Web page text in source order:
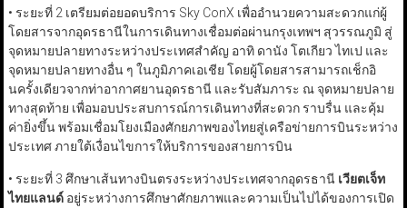
• ระยะที่ 2 เตรียมต่อยอดบริการ Sky ConX เพื่ออำนวยความสะดวกแก่ผู้
โดยสารจากอุดรธานีในการเดินทางเชื่อมต่อผ่านกรุงเทพฯ สุวรรณภูมิ สู่
จุดหมายปลายทางระหว่างประเทศสำคัญ อาทิ ดานัง โตเกียว ไทเป และ
จุดหมายปลายทางอื่น ๆ ในภูมิภาคเอเชีย โดยผู้โดยสารสามารถเช็กอิ
นครั้งเดียวจากท่าอากาศยานอุดรธานี และรับสัมภาระ ณ จุดหมายปลาย
ทางสุดท้าย เพื่อมอบประสบการณ์การเดินทางที่สะดวก ราบรื่น และคุ้ม
ค่ายิ่งขึ้น พร้อมเชื่อมโยงเมืองศักยภาพของไทยสู่เครือข่ายการบินระหว่าง
ประเทศ ภายใต้เงื่อนไขการให้บริการของสายการบิน
• ระยะที่ 3 ศึกษาเส้นทางบินตรงระหว่างประเทศจากอุดรธานี เวียตเจ็ท
ไทยแลนด์อยู่ระหว่างการศึกษาศักยภาพและความเป็นไปได้ของการเปิด